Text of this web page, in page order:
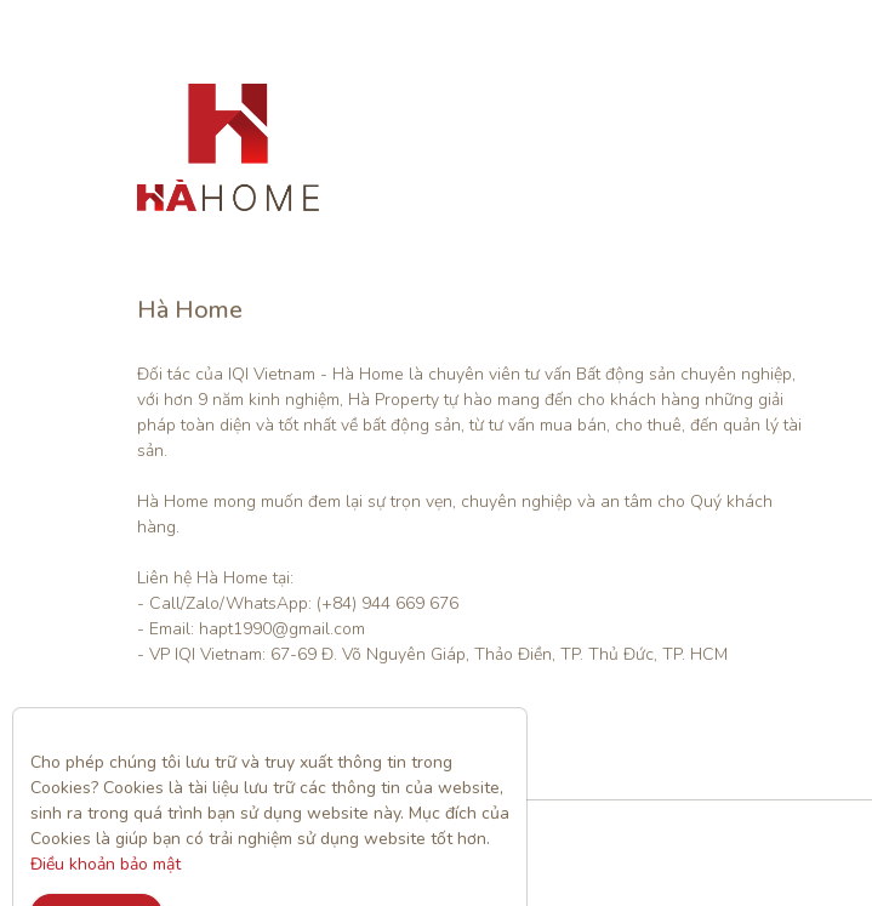
Hà Home
Đối tác của IQI Vietnam - Hà Home là chuyên viên tư vấn Bất động sản chuyên nghiệp,
với hơn 9 năm kinh nghiệm, Hà Property tự hào mang đến cho khách hàng những giải
pháp toàn diện và tốt nhất về bất động sản, từ tư vấn mua bán, cho thuê, đến quản lý tài
sản.
Hà Home mong muốn đem lại sự trọn vẹn, chuyên nghiệp và an tâm cho Quý khách
hàng.
Liên hệ Hà Home tại:
- Call/Zalo/WhatsApp: (+84) 944 669 676
- Email: hapt1990@gmail.com
- VP IQI Vietnam: 67-69 Đ. Võ Nguyên Giáp, Thảo Điền, TP. Thủ Đức, TP. HCM
Cho phép chúng tôi lưu trữ và truy xuất thông tin trong
Cookies? Cookies là tài liệu lưu trữ các thông tin của website,
sinh ra trong quá trình bạn sử dụng website này. Mục đích của
Điều khoản bảo mật